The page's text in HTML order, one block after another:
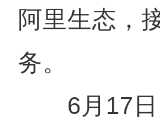
阿里生态，
务。
6月17日